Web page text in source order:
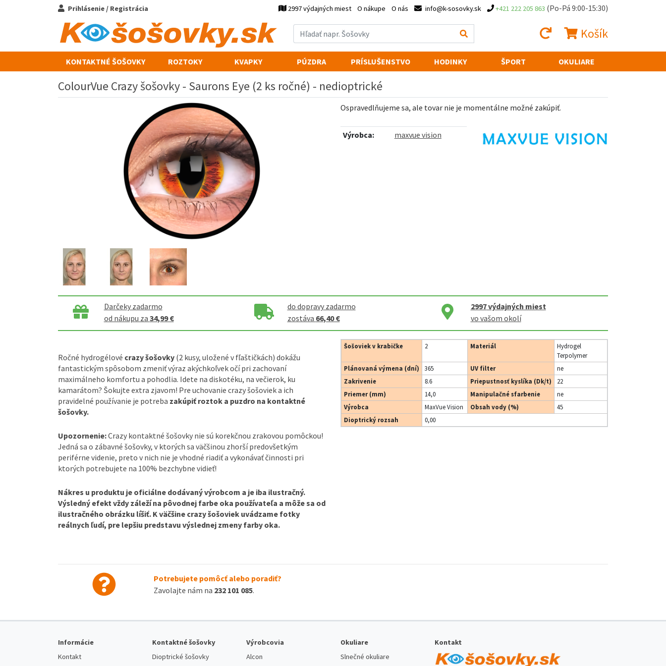
Prihlásenie / Registrácia 2997 výdajných miest O nákupe O nás info@k-sosovky.sk +421 222 205 863 (Po-Pá 9:00-15:30)
Košík
KONTAKTNÉ ŠOŠOVKY ROZTOKY KVAPKY PÚZDRA PRÍSLUŠENSTVO HODINKY ŠPORT OKULIARE
ColourVue Crazy šošovky - Saurons Eye (2 ks ročné) - nedioptrické
Ospravedlňujeme sa, ale tovar nie je momentálne možné zakúpiť.
Výrobca: maxvue vision
Darčeky zadarmo
od nákupu za 34,99 €
do dopravy zadarmo
zostáva 66,40 €
2997výdajných miest
vo vašom okolí
Ročné hydrogélové crazy šošovky (2 kusy, uložené v fľaštičkách) dokážu
fantastickým spôsobom zmeniť výraz akýchkoľvek očí pri zachovaní
maximálneho komfortu a pohodlia. Idete na diskotéku, na večierok, ku
kamarátom? Šokujte extra zjavom! Pre uchovanie crazy šošoviek a ich
pravidelné používanie je potreba zakúpiť roztok a puzdro na kontaktné
šošovky.
Upozornenie:Crazy kontaktné šošovky nie sú korekčnou zrakovou pomôckou!
Jedná sa o zábavné šošovky, v ktorých sa väčšinou zhorší predovšetkým
periférne videnie, preto v nich nie je vhodné riadiť a vykonávať činnosti pri
ktorých potrebujete na 100% bezchybne vidieť!
Nákres u produktu je oficiálne dodávaný výrobcom a je iba ilustračný.
Výsledný efekt vždy záleží na pôvodnej farbe oka používateľa a môže sa od
ilustračného obrázku líšiť. K väčšine crazy šošoviek uvádzame fotky
reálnych ľudí, pre lepšiu predstavu výslednej zmeny farby oka.
Šošoviek v krabičke 2 Materiál
Hydrogel
Terpolymer
Plánovaná výmena (dní)
365 UV filter
ne
Zakrivenie
8.6 Priepustnosť kyslíka (Dk/t)
22
Priemer (mm)
14,0 Manipulačné sfarbenie
ne
Výrobca
MaxVue Vision Obsah vody (%)
45
Dioptrický rozsah
0,00
Potrebujete pomôcť alebo poradiť?
Zavolajte nám na 232 101 085.
Informácie
Kontakt
Kontaktné šošovky
Dioptrické šošovky
Výrobcovia
Alcon
Okuliare
Slnečné okuliare
Kontakt